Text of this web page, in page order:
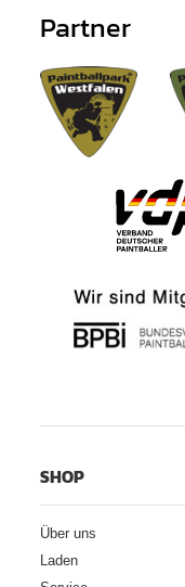
Partner
SHOP
Über uns
Laden